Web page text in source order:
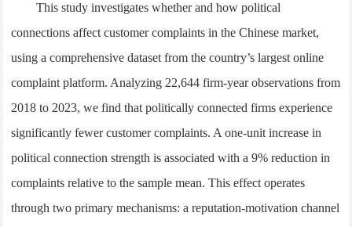
This study investigates whether and how political
connections affect customer complaints in the Chinese market,
using a comprehensive dataset from the country’s largest online
complaint platform. Analyzing 22,644 firm-year observations from
2018 to 2023, we find that politically connected firms experience
significantly fewer customer complaints. A one-unit increase in
political connection strength is associated with a 9% reduction in
complaints relative to the sample mean. This effect operates
through two primary mechanisms: a reputation-motivation channel